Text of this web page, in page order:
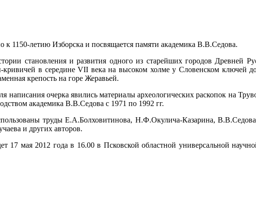
к 1150-летию Изборска и посвящается памяти академика В.В.Седова.
становления и развития одного из старейших городов Древней
кривичей в середине VII века на высоком холме у Словенском ключей
крепость на горе Жеравьей.
написания очерка явились материалы археологических раскопок на
академика В.В.Седова с 1971 по 1992 гг.
труды Е.А.Болховитинова, Н.Ф.Окулича-Казарина,
и других авторов.
17 мая 2012 года в 16.00 в Псковской областной универсальной